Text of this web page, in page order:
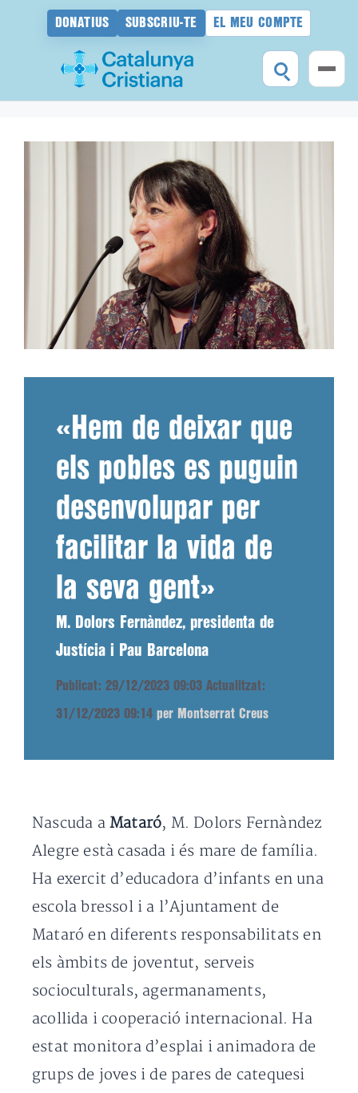
DONATIUS SUBSCRIU-TE EL MEU COMPTE
«Hem de deixar que
els pobles es puguin
desenvolupar per
facilitar la vida de
la seva gent»
M. Dolors Fernàndez, presidenta de
Justícia i Pau Barcelona
Publicat: 29/12/2023 09:03 Actualitzat:
31/12/2023 09:14 per Montserrat Creus
Nascuda a Mataró, M. Dolors Fernàndez
Alegre està casada i és mare de família.
Ha exercit d’educadora d’infants en una
escola bressol i a l’Ajuntament de
Mataró en diferents responsabilitats en
els àmbits de joventut, serveis
socioculturals, agermanaments,
acollida i cooperació internacional. Ha
estat monitora d’esplai i animadora de
grups de joves i de pares de catequesi